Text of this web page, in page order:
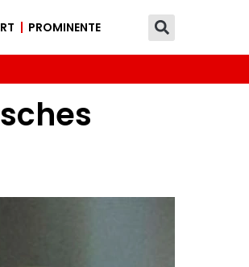
PROMINENTE